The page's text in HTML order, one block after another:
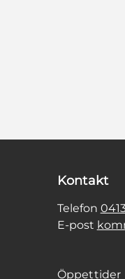
Kontakt
Telefon
E-post
Öppettider